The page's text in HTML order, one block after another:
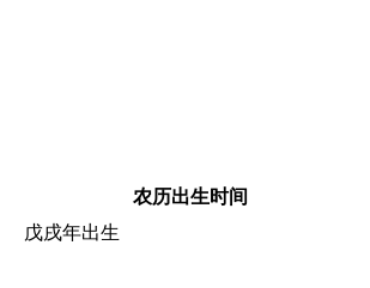
农历出生时间
戊戌年出生